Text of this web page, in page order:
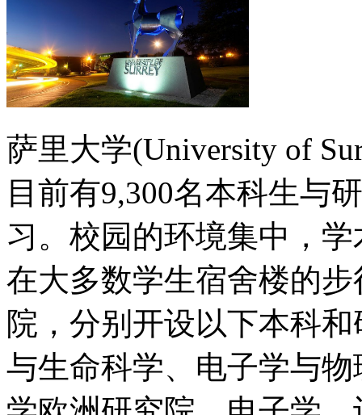
萨里大学(University of
目前有9,300名本科生与
习。校园的环境集中，
在大多数学生宿舍楼的
院，分别开设以下本科
与生命科学、电子学与